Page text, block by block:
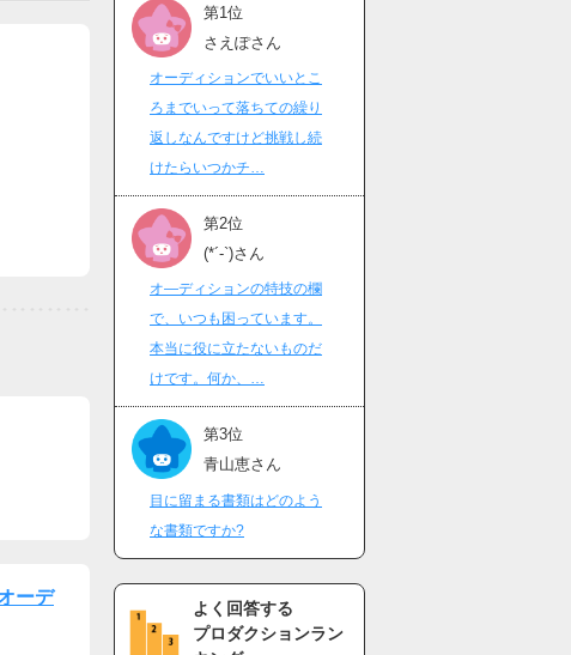
ーデ
第1位
さえぽさん
オーディションでいいとこ
ろまでいって落ちての繰り
返しなんですけど挑戦し続
けたらいつかチ…
第2位
(*´-`)さん
オ―ディションの特技の欄
で、いつも困っています。
本当に役に立たないものだ
けです。何か、…
第3位
青山恵さん
目に留まる書類はどのよう
な書類ですか?
よく回答する
プロダクションラン